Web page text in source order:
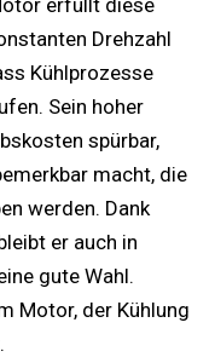
erfüllt diese
Drehzahl
Kühlprozesse
Sein hoher
spürbar,
macht, die
werden. Dank
er auch in
gute Wahl.
Motor, der Kühlung